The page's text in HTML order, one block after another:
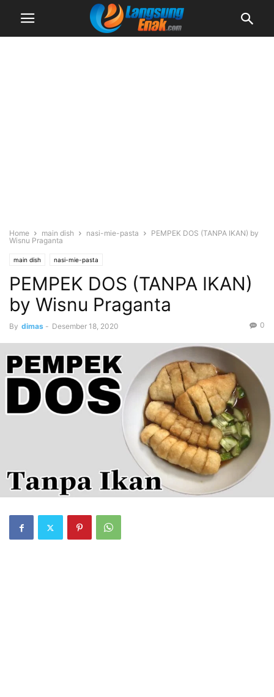
Home main dish nasi-mie-pasta
PEMPEK DOS (TANPA IKAN) by
Wisnu Praganta
main dish nasi-mie-pasta
PEMPEK DOS (TANPA IKAN)
by Wisnu Praganta
By dimas - Desember 18, 2020 0